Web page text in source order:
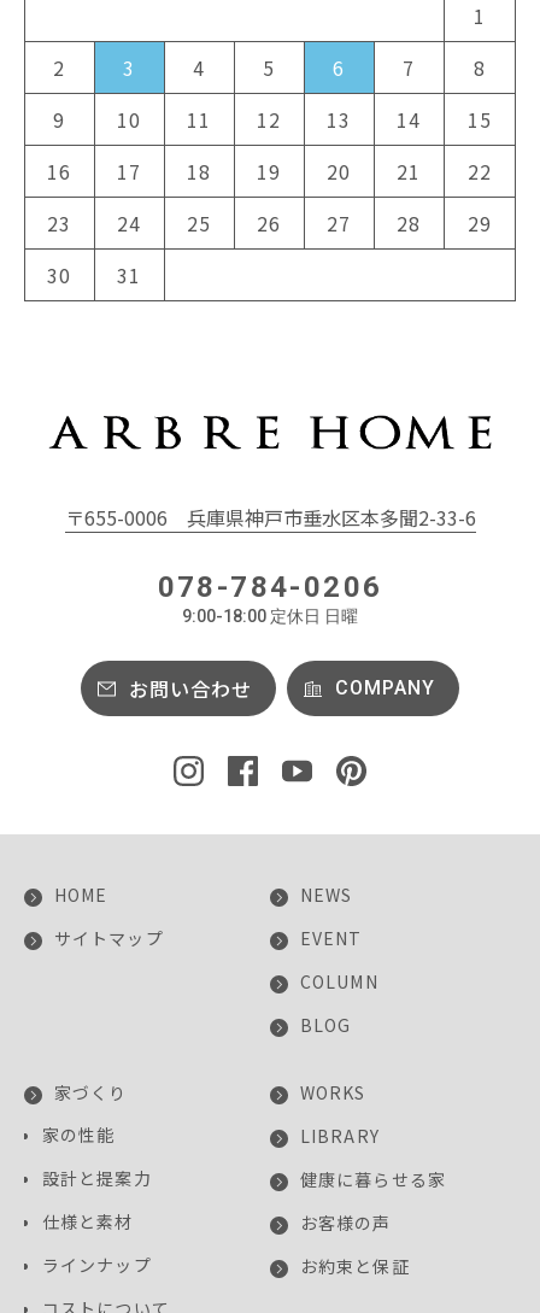
1
2
3 4 5 6 7
8
9
10 11 12 13 14
15
16
17 18 19 20 21
22
23
24 25 26 27 28
29
30
31
〒655-0006 兵庫県神戸市垂水区本多聞2-33-6
078-784-0206
9:00-18:00 定休日 日曜
お問い合わせ COMPANY
HOME
サイトマップ
NEWS
EVENT
COLUMN
BLOG
家づくり
家の性能
設計と提案力
仕様と素材
ラインナップ
コストについて
WORKS
LIBRARY
健康に暮らせる家
お客様の声
お約束と保証